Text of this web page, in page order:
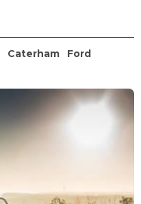
Caterham
Ford